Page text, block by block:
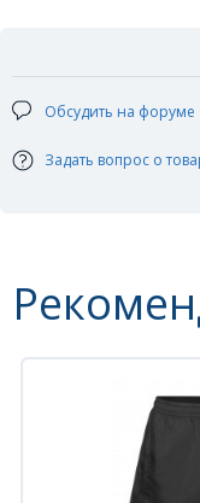
Обсудить на форуме
Задать вопрос о